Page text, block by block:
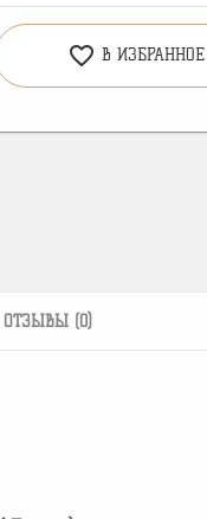
favorite_border В ИЗБРАННОЕ
ОТЗЫВЫ (0)